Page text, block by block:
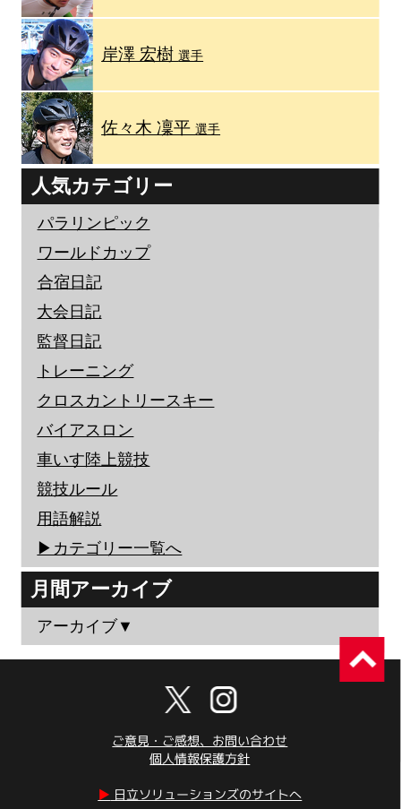
岸澤 宏樹選手
佐々木 凜平選手
人気カテゴリー
パラリンピック
ワールドカップ
合宿日記
大会日記
監督日記
トレーニング
クロスカントリースキー
バイアスロン
車いす陸上競技
競技ルール
用語解説
▶︎カテゴリー一覧へ
月間アーカイブ
アーカイブ▼
ご意見・ご感想、お問い合わせ
個人情報保護方針
▶︎ 日立ソリューションズのサイトへ